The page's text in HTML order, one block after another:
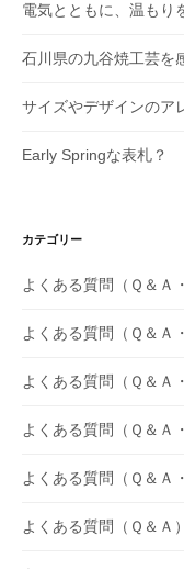
電気とともに、温もり
石川県の九谷焼工芸を
サイズやデザインのア
Early Springな表札？
カテゴリー
よくある質問（Ｑ＆Ａ
よくある質問（Ｑ＆Ａ
よくある質問（Ｑ＆Ａ
よくある質問（Ｑ＆Ａ
よくある質問（Ｑ＆Ａ
よくある質問（Ｑ＆Ａ）